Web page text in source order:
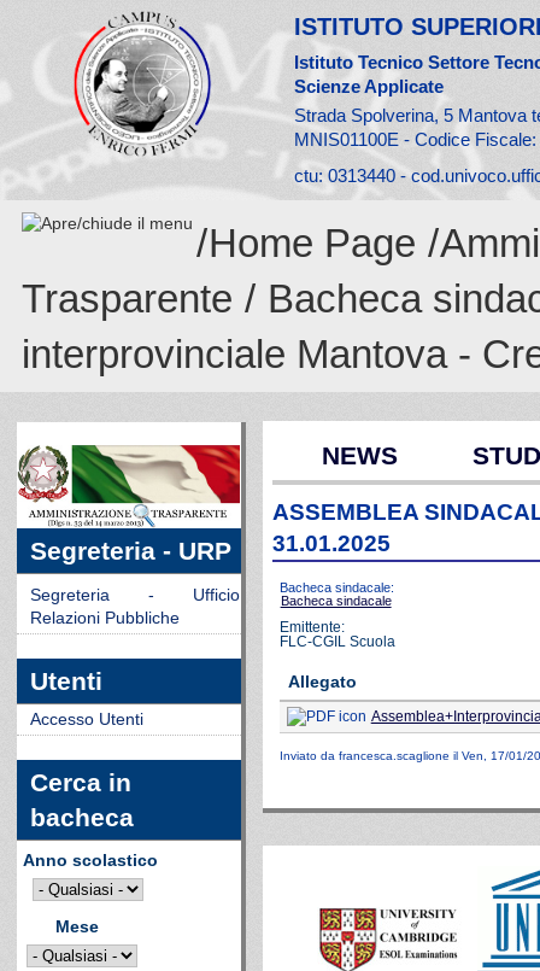
ISTITUTO
Istituto Tecnico Settore
Scienze Applicate
Strada Spolverina, 5 Mantova
MNIS01100E - Codice
ctu: 0313440 -
/Home Page /
Trasparente / Bacheca
interprovinciale Mantova -
Segreteria - URP
Segreteria - Ufficio
Relazioni Pubbliche
Utenti
Accesso Utenti
Cerca in
bacheca
Anno scolastico
Mese
NEWS
ASSEMBLEA
31.01.2025
Bacheca sindacale:
Bacheca sindacale
Emittente:
FLC-CGIL Scuola
Allegato
Inviato da francesca.scaglione il Ven, 17/01/